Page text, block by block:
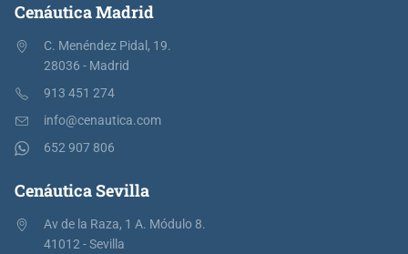
Cenáutica Madrid
C. Menéndez Pidal, 19.
28036 - Madrid
913 451 274
info@cenautica.com
652 907 806
Cenáutica Sevilla
Av de la Raza, 1 A. Módulo 8.
41012 - Sevilla